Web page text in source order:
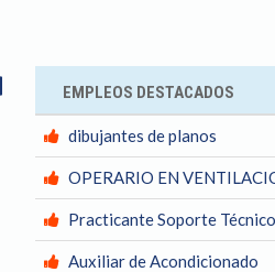
FacebookEMPLEOS DESTACADOS
dibujantes de planos
OPERARIO EN
Practicante Soporte Técnico
Auxiliar de Acondicionado